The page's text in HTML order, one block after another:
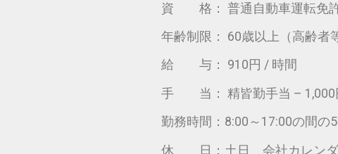
資 格： 普通自動車運転免
年齢制限： 60歳以上（高齢者
給 与： 910円 / 時間
手 当： 精皆勤手当 – 1,000
勤務時間：8:00～17:00の間の
休 日：土日 会社カレンダ